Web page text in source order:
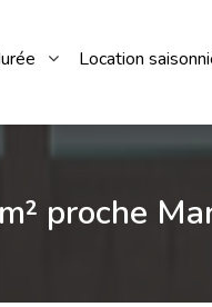
Location
proche